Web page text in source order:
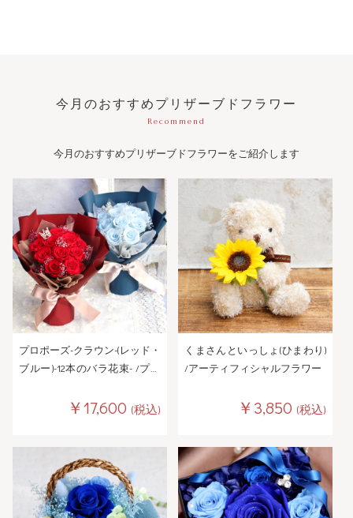
今月のおすすめプリザーブドフラワー
Recommend
今月のおすすめプリザーブドフラワーをご紹介します
プロポーズ-クラウン-(レッド・
ブルー)-12本のバラ花束- /プリ
￥17,600 (税込)
くまさんといっしょ(ひまわり)
/アーティフィシャルフラワー
￥3,850 (税込)